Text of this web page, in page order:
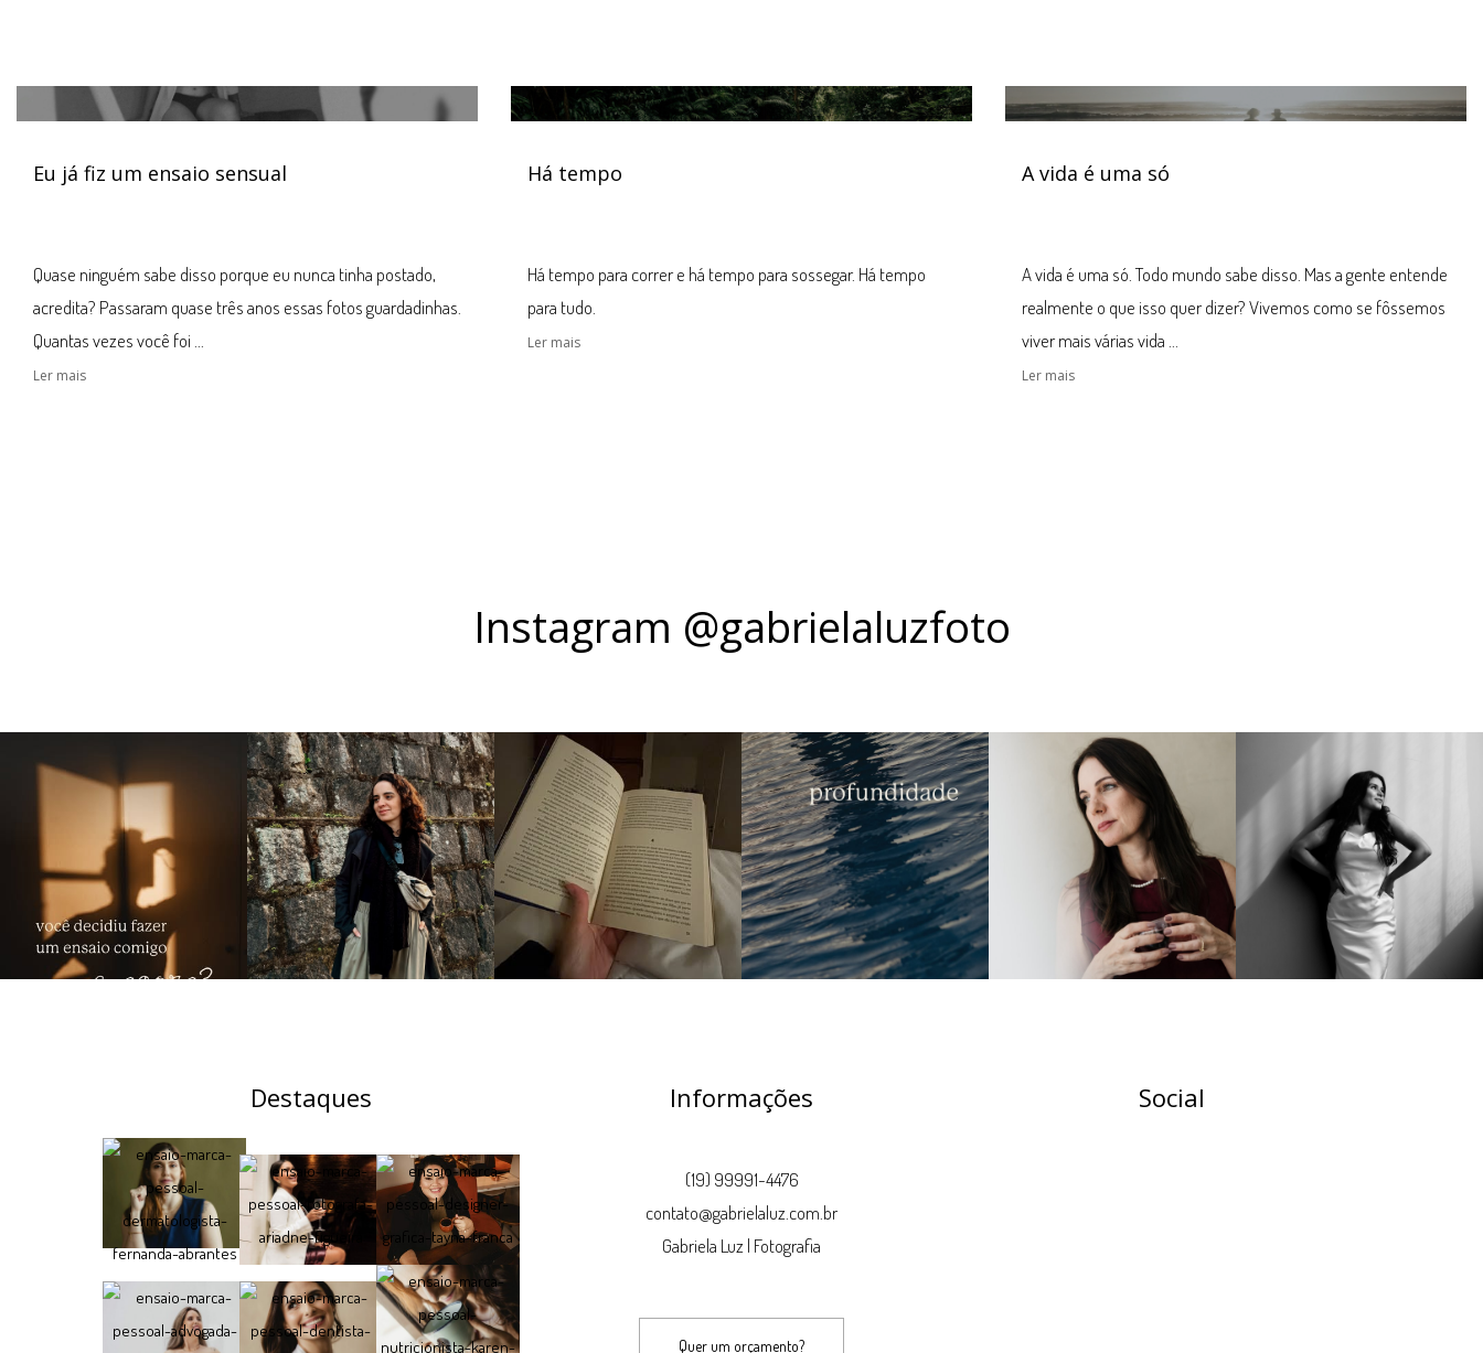
Eu já fiz um ensaio sensual
Quase ninguém sabe disso porque eu nunca tinha postado,
acredita? Passaram quase três anos essas fotos guardadinhas.
Quantas vezes você foi ...
Ler mais
Há tempo
Há tempo para correr e há tempo para sossegar. Há tempo
para tudo.
Ler mais
A vida é uma só
A vida é uma só. Todo mundo sabe disso. Mas a gente entende
realmente o que isso quer dizer? Vivemos como se fôssemos
viver mais várias vida ...
Ler mais
Instagram @gabrielaluzfoto
Destaques Informações
(19) 99991-4476
contato@gabrielaluz.com.br
Gabriela Luz | Fotografia
Quer um orçamento?
Social